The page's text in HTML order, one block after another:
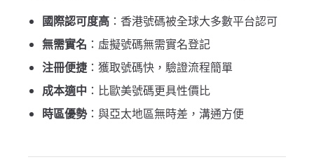
國際認可度高 ：香港號碼被全球大多數平台認可
無需實名 ：虛擬號碼無需實名登記
注冊便捷：獲取號碼快，驗證流程簡單
成本適中 ：比歐美號碼更具性價比
時區優勢：與亞太地區無時差，溝通方便